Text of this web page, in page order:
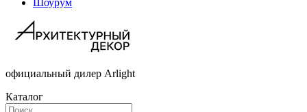
Шоурум
официальный дилер Arlight
Каталог